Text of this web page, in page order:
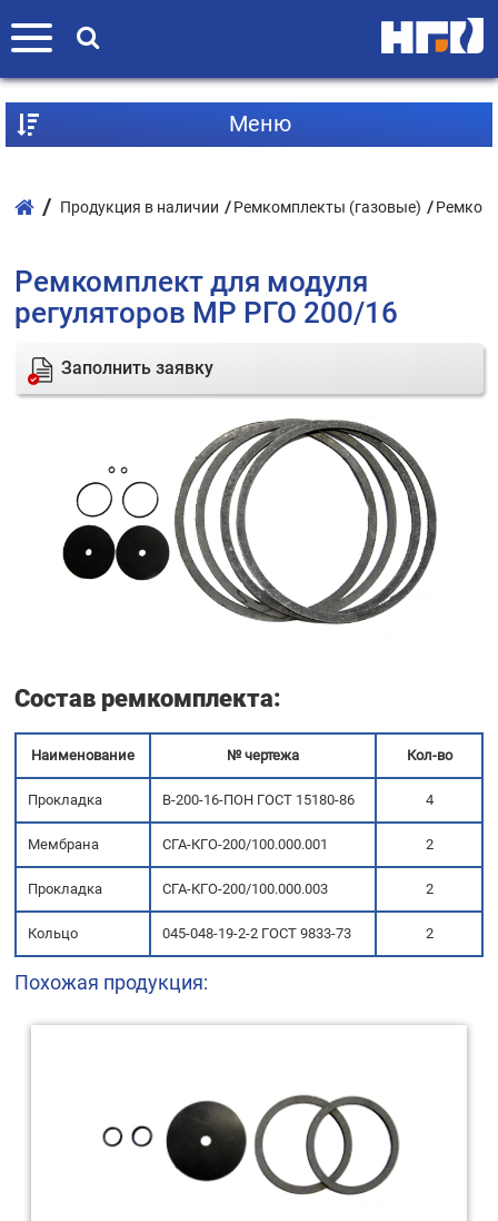
Mеню
Продукция в наличии Ремкомплекты (газовые)
Ремкомплект для модуля
регуляторов МР РГО 200/16
Заполнить заявку
Состав ремкомплекта:
Наименование № чертежа Кол-во
Прокладка В-200-16-ПОН ГОСТ 15180-86 4
Мембрана СГА-КГО-200/100.000.001 2
Прокладка СГА-КГО-200/100.000.003 2
Кольцо 045-048-19-2-2 ГОСТ 9833-73 2
Похожая продукция: